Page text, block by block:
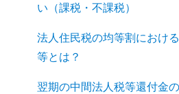
い（課税・不課税）
法人住民税の均等割におけ
等とは？
翌期の中間法人税等還付金